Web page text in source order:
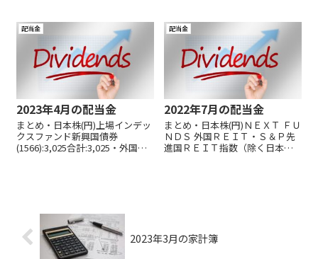
ープ(7173):1,717蝶理(8014):797
稲畑産業(8098):...
OKE:31.64BTI:38.14VZ:14.52合
計:154.83...
配当金
2023年4月の配当金
まとめ・日本株(円)上場インデッ
クスファンド新興国債券
(1566):3,025合計:3,025・外国株
配当金
2022年7月の配当金
まとめ・日本株(円)ＮＥＸＴ ＦＵ
ＮＤＳ 外国ＲＥＩＴ・Ｓ＆Ｐ先
進国ＲＥＩＴ指数（除く日本・
2023年3月の家計簿